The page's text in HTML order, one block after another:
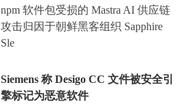
npm 软件包受损的 Mastra AI 供应链
攻击归因于朝鲜黑客组织 Sapphire
Sle
Siemens 称 Desigo CC 文件被安全引
擎标记为恶意软件